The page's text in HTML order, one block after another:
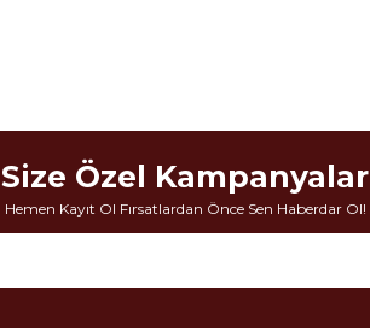
Size Özel Kampanyalar
Hemen Kayıt Ol Fırsatlardan Önce Sen Haberdar Ol!